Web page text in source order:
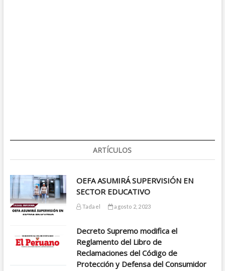
ARTÍCULOS
OEFA ASUMIRÁ SUPERVISIÓN EN
SECTOR EDUCATIVO
Tadael agosto 2, 2023
Decreto Supremo modifica el
Reglamento del Libro de
Reclamaciones del Código de
Protección y Defensa del Consumidor